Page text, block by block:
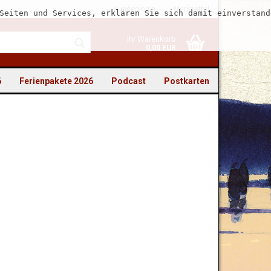
Kundenlogin Merkzettel
Ihr Warenkorb
0,00 EUR
und Services, erklären Sie sich damit
Postkarten
Podcast
Ferienpakete 2026